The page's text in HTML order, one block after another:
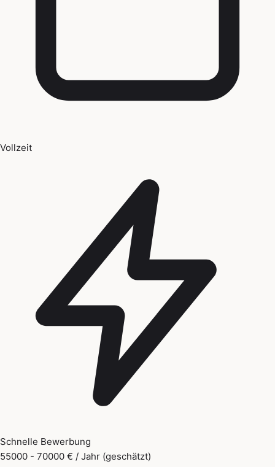
Vollzeit
Schnelle Bewerbung
55000 - 70000 € / Jahr (geschätzt)